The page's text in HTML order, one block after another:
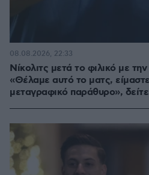
Νίκολιτς μετά το φιλικό με
«Θέλαμε αυτό το ματς,
μεταγραφικό παράθυρο»,
08.08.2026, 22:33